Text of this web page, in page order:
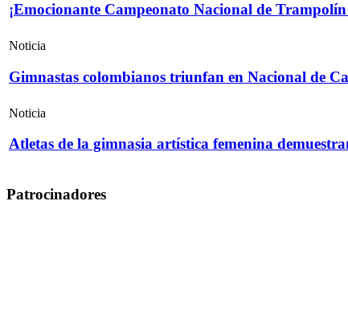
¡Emocionante Campeonato Nacional de
Noticia
Gimnastas colombianos triunfan en Nacional de
Noticia
Atletas de la gimnasia artística femenina
Patrocinadores